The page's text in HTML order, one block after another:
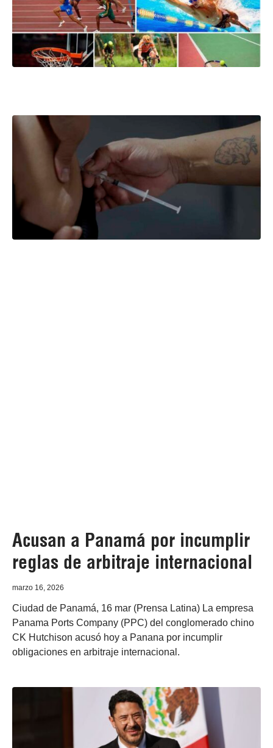
Acusan a Panamá por incumplir
reglas de arbitraje internacional
marzo 16, 2026
Ciudad de Panamá, 16 mar (Prensa Latina) La empresa
Panama Ports Company (PPC) del conglomerado chino
CK Hutchison acusó hoy a Panana por incumplir
obligaciones en arbitraje internacional.